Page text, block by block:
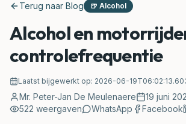
Terug naar Blog 🍺 Alcohol
Alcohol en
controlefrequentie
Laatst bijgewerkt op: 2026-06-
Mr. Peter-Jan De Meulenaere 19 juni
522 weergaven WhatsApp Facebook